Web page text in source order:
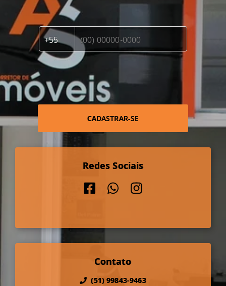
CADASTRAR-SE
Redes Sociais
Contato
(51) 99843-9463